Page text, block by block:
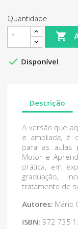
Quantidade

 Disponível
Descrição
A versão que
e ampliada, é
para as aulas
Motor e
prática, em
graduação,
tratamento de
Autores: Mário
ISBN: 972 735